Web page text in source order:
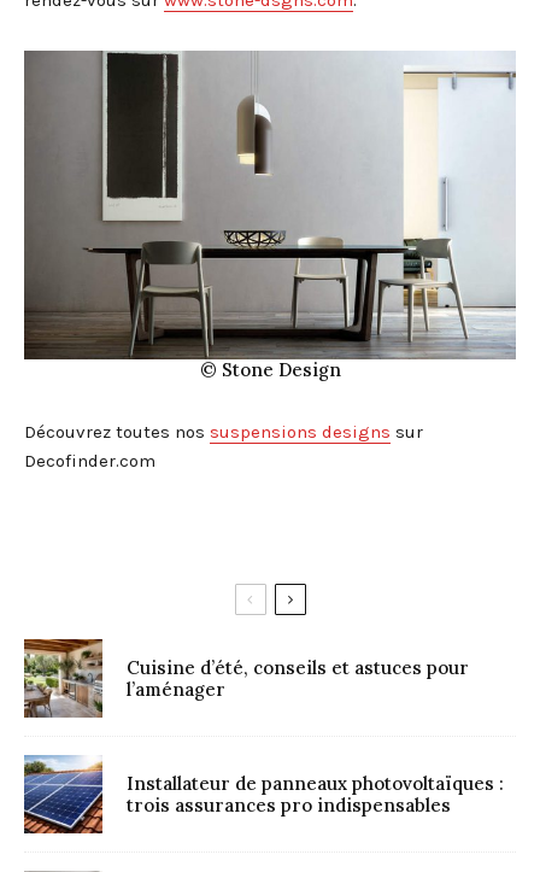
© Stone Design
Découvrez toutes nos suspensions designs sur
Decofinder.com
Cuisine d’été, conseils et astuces pour
l’aménager
Installateur de panneaux photovoltaïques :
trois assurances pro indispensables